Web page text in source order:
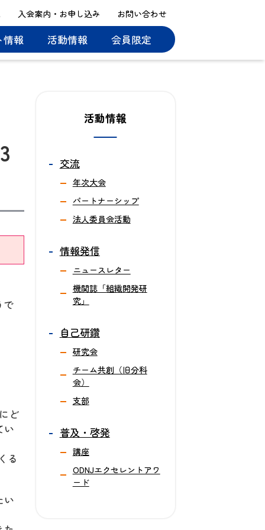
入会案内・お申し込み お問い合わせ
情報 活動情報 会員限定
で
ど
い
る
い
活動情報
交流
年次大会
パートナーシップ
法人委員会活動
情報発信
ニュースレター
機関誌「組織開発研
究」
自己研鑽
研究会
チーム共創（旧分科
会）
支部
普及・啓発
講座
ODNJエクセレントアワ
ード